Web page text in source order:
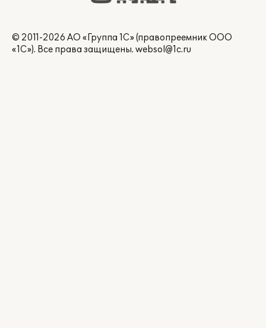
© 2011-2026 АО «Группа 1С» (правопреемник ООО
«1С»). Все права защищены. websol@1c.ru